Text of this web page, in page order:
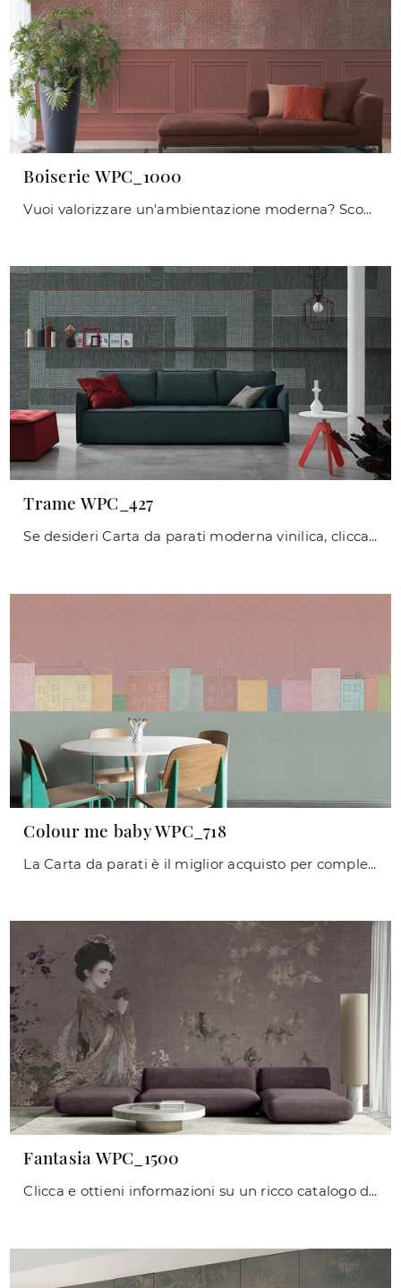
Boiserie WPC_1000
Vuoi valorizzare un'ambientazione moderna? Scopri la Carta da parati vinilica di Caos Creativo by Rossi&Co: il modello Boiserie WPC_1000 ti attende!
Trame WPC_427
Se desideri Carta da parati moderna vinilica, clicca e ottieni informazioni sulle varie proposte di Caos Creativo by Rossi&Co come il modello Trame ...
Colour me baby WPC_718
La Carta da parati è il miglior acquisto per completare i tuoi interni! Ultima un'atmosfera moderna con il modello Colour me baby WPC_718 di Caos ...
Fantasia WPC_1500
Clicca e ottieni informazioni su un ricco catalogo di Carta da parati vinilica classica: il modello Fantasia WPC_1500 di Caos Creativo by Rossi&Co ti ...